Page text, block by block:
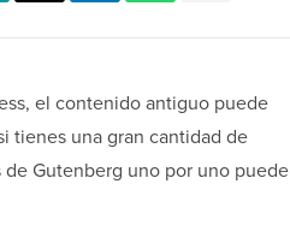
el contenido antiguo puede
tienes una gran cantidad de
Gutenberg uno por uno puede